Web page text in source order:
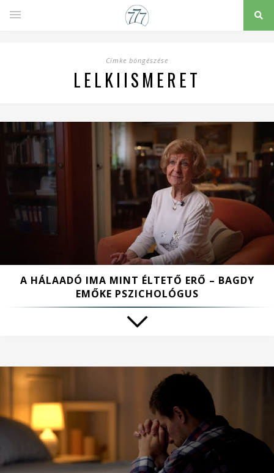
Címke böngészése
LELKIISMERET
A HÁLAADÓ IMA MINT ÉLTETŐ ERŐ – BAGDY
EMŐKE PSZICHOLÓGUS